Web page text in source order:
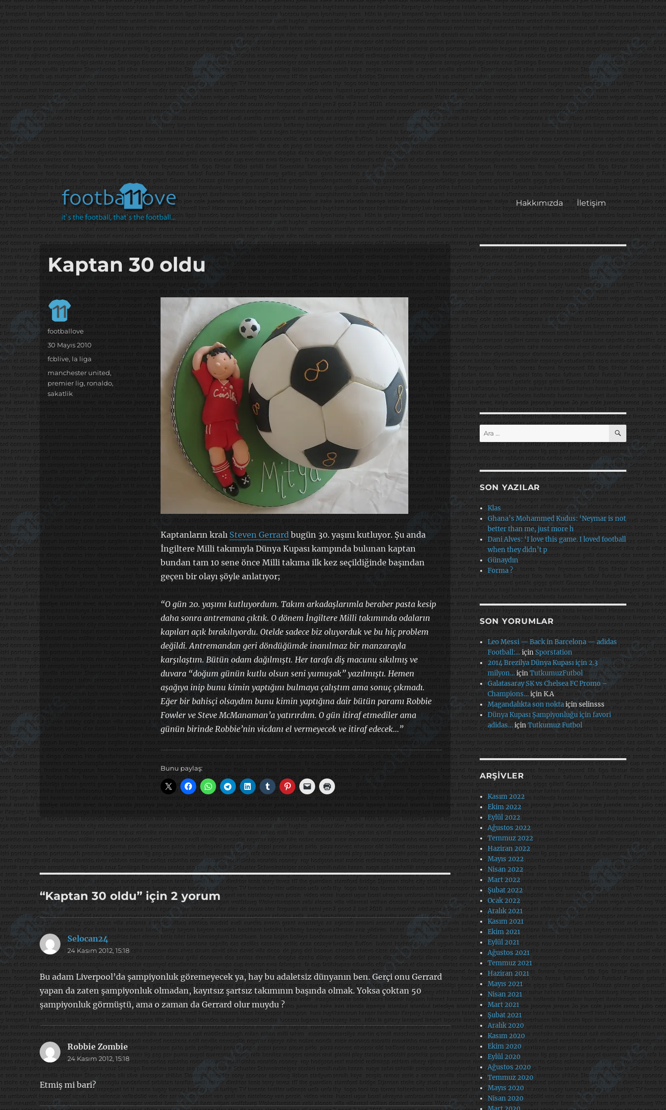
footbaLLove
it's the football, that's the football…
Hakkımızda İletişim
Kaptan 30 oldu
Kaptanların kralı Steven Gerrardbugün 30. yaşını kutluyor. Şu anda
İngiltere Milli takımıyla Dünya Kupası kampında bulunan kaptan
bundan tam 10 sene önce Milli takıma ilk kez seçildiğinde başından
geçen bir olayı şöyle anlatıyor;
“O gün 20. yaşımı kutluyordum. Takım arkadaşlarımla beraber pasta kesip
daha sonra antremana çıktık. O dönem İngiltere Milli takımında odaların
kapıları açık bırakılıyordu. Otelde sadece biz oluyorduk ve bu hiç problem
değildi. Antremandan geri döndüğümde inanılmaz bir manzarayla
karşılaştım. Bütün odam dağılmıştı. Her tarafa diş macunu sıkılmış ve
duvara “doğum günün kutlu olsun seni yumuşak” yazılmıştı. Hemen
aşağıya inip bunu kimin yaptığını bulmaya çalıştım ama sonuç çıkmadı.
Eğer bir bahisçi olsaydım bunu kimin yaptığına dair bütün paramı Robbie
Fowler ve Steve McManaman’a yatırırdım. O gün itiraf etmediler ama
günün birinde Robbie’nin vicdanı el vermeyecek ve itiraf edecek…”
Bunu paylaş:
Yazar
footballove
Yayın
tarihi
30 Mayıs 2010
Kategoriler
fcblive, la liga
Etiketler
manchester united,
premier lig, ronaldo,
sakatlik
“Kaptan 30 oldu” için 2 yorum
Selocan24 dedi
ki:
24 Kasım 2012, 15:18
Bu adam Liverpool’da şampiyonluk göremeyecek ya, hay bu adaletsiz dünyanın ben. Gerçi onu Gerrard
yapan da zaten şampiyonluk olmadan, kayıtsız şartsız takımının başında olmak. Yoksa çoktan 50
şampiyonluk görmüştü, ama o zaman da Gerrard olur muydu ?
Robbie Zombiededi
ki:
24 Kasım 2012, 15:18
Etmiş mi bari?
Ara: ARA
SON YAZILAR
Klas
Ghana’s Mohammed Kudus: ‘Neymar is not
better than me, just more h
Dani Alves: ‘I love this game. I loved football
when they didn’t p
Günaydın
Forma ?
SON YORUMLAR
Leo Messi — Back in Barcelona — adidas
Football:…içinSporstation
2014 Brezilya Dünya Kupası için 2.3
milyon…içinTutkumuzFutbol
Galatasaray SK vs Chelsea FC Promo –
Champions…içinK.A
Magandalıkta son noktaiçinselinsss
Dünya Kupası Şampiyonluğu için favori
adidas…içinTutkumuz Futbol
ARŞIVLER
Kasım 2022
Ekim 2022
Eylül 2022
Ağustos 2022
Temmuz 2022
Haziran 2022
Mayıs 2022
Nisan 2022
Mart 2022
Şubat 2022
Ocak 2022
Aralık 2021
Kasım 2021
Ekim 2021
Eylül 2021
Ağustos 2021
Temmuz 2021
Haziran 2021
Mayıs 2021
Nisan 2021
Mart 2021
Şubat 2021
Aralık 2020
Kasım 2020
Ekim 2020
Eylül 2020
Ağustos 2020
Temmuz 2020
Mayıs 2020
Nisan 2020